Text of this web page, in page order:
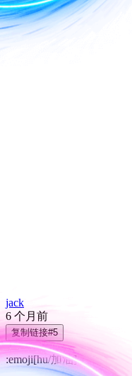
jack
6 个月前
复制链接#5
:emoji[hu/加油]